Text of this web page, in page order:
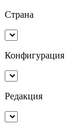
Страна
Конфигурация
Редакция